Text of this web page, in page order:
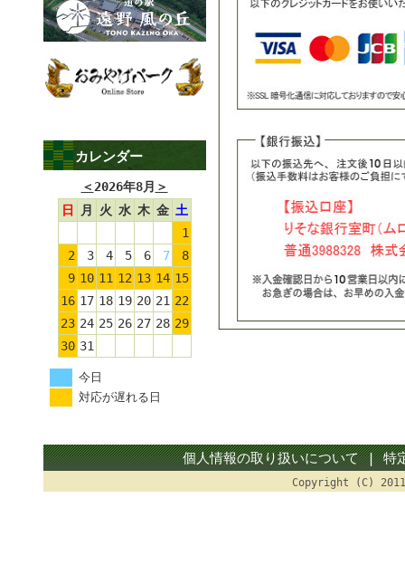
カレンダー
＜ 2026年8月 ＞
日
月 火 水 木 金 土
1
2
3 4 5 6 7
8
9 10 11 12 13 14 15
16 17 18 19 20 21 22
23 24 25 26 27 28 29
30 31
今日
対応が遅れる日
個人情報の取り扱いについて|特
Copyright (C)